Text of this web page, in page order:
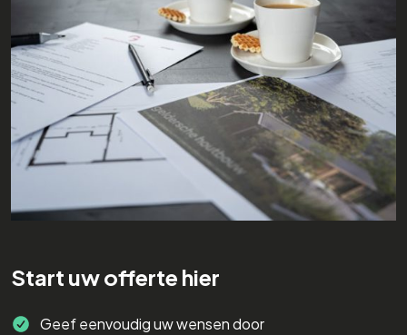
Start uw offerte hier
Geef eenvoudig uw wensen door